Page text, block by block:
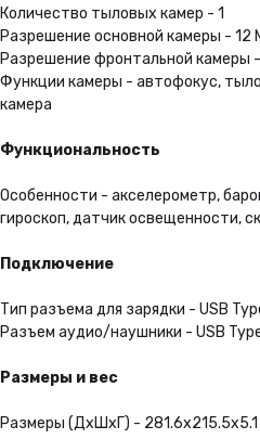
Количество тыловых камер - 1
Разрешение основной камеры - 12
Разрешение фронтальной камеры
Функции камеры - автофокус,
камера
Функциональность
Особенности - акселерометр,
гироскоп, датчик освещенности,
Подключение
Тип разъема для зарядки - USB
Разъем аудио/наушники - USB
Размеры и вес
Размеры (ДхШхГ) -
Удобная доставка
заказ в любую точку России
Подробнее